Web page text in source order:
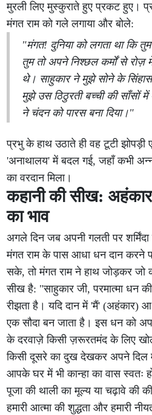
मुरली लिए मुस्कुराते हुए प्रकट
मंगत राम को गले लगाया और बोले:
"मंगत! दुनिया को लगता था कि
तुम तो अपने निश्छल कर्मों से रोज़
थे। साहुकार ने मुझे सोने के
मुझे उस ठिठुरती बच्ची की साँसों में
ने चंदन को पारस बना दिया।"
प्रभु के हाथ उठाते ही वह टूटी
'अनाथालय' में बदल गई, जहाँ कभी
का वरदान मिला।
कहानी की सीख:
का भाव
अगले दिन जब अपनी गलती पर
मंगत राम के पास आधा धन दान करने
सके, तो मंगत राम ने हाथ जोड़कर जो
सीख है: "साहुकार जी, परमात्मा धन
रीझता है। यदि दान में 'मैं' (अहंकार)
एक सौदा बन जाता है। इस धन को
के दरवाज़े किसी ज़रूरतमंद के लिए
किसी दूसरे का दुख देखकर अपने दिल
आपके घर में भी कान्हा का वास स्वतः
पूजा की थाली का मूल्य या चढ़ावे की
हमारी आत्मा की शुद्धता और हमारी